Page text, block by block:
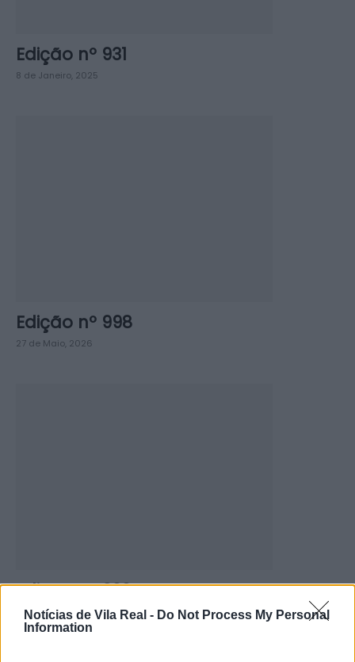
Notícias de Vila Real - Do Not Process My Personal
Information
Edição nº 931
8 de Janeiro, 2025
Edição nº 998
27 de Maio, 2026
Edição nº 922
23 de Outubro, 2024